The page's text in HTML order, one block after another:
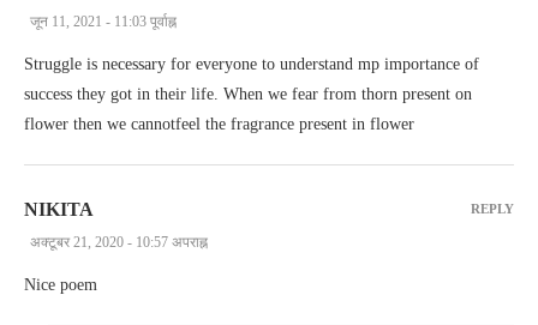
जून 11, 2021 - 11:03 पूर्वाह्न
Struggle is necessary for everyone to understand mp importance of
success they got in their life. When we fear from thorn present on
flower then we cannotfeel the fragrance present in flower
NIKITA
अक्टूबर 21, 2020 - 10:57 अपराह्न
Nice poem
REPLY